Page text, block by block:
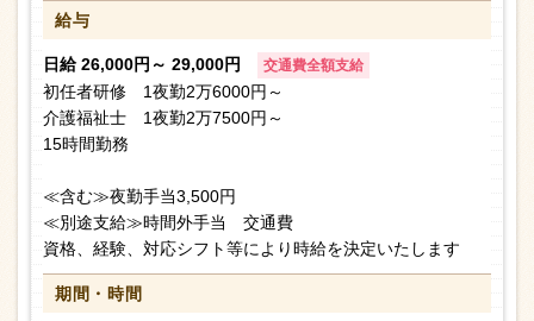
給与
日給 26,000円～ 29,000円 交通費全額支給
初任者研修 1夜勤2万6000円～
介護福祉士 1夜勤2万7500円～
15時間勤務
≪含む≫夜勤手当3,500円
≪別途支給≫時間外手当 交通費
資格、経験、対応シフト等により時給を決定いたします
期間・時間